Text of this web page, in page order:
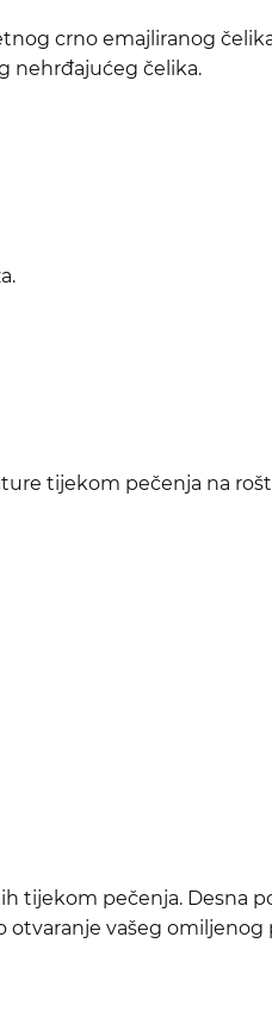
crno emajliranog
nehrđajućeg čelika.
tijekom pečenja na
tijekom pečenja. Desna
otvaranje vašeg omiljenog